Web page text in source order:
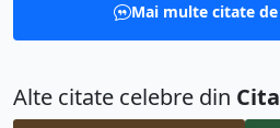
Mai multe citate
Alte citate celebre din